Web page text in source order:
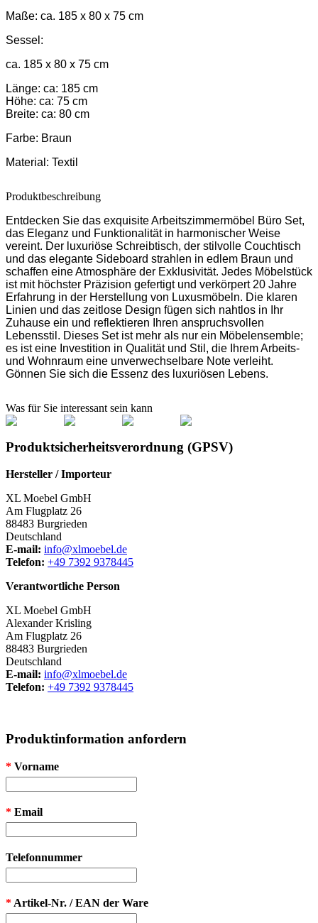
Maße: ca. 185 x 80 x 75 cm
Sessel:
ca. 185 x 80 x 75 cm
Länge: ca: 185 cm
Höhe: ca: 75 cm
Breite: ca: 80 cm
Farbe: Braun
Material: Textil
Produktbeschreibung
Entdecken Sie das exquisite Arbeitszimmermöbel Büro Set,
das Eleganz und Funktionalität in harmonischer Weise
vereint. Der luxuriöse Schreibtisch, der stilvolle Couchtisch
und das elegante Sideboard strahlen in edlem Braun und
schaffen eine Atmosphäre der Exklusivität. Jedes Möbelstück
ist mit höchster Präzision gefertigt und verkörpert 20 Jahre
Erfahrung in der Herstellung von Luxusmöbeln. Die klaren
Linien und das zeitlose Design fügen sich nahtlos in Ihr
Zuhause ein und reflektieren Ihren anspruchsvollen
Lebensstil. Dieses Set ist mehr als nur ein Möbelensemble;
es ist eine Investition in Qualität und Stil, die Ihrem Arbeits-
und Wohnraum eine unverwechselbare Note verleiht.
Gönnen Sie sich die Essenz des luxuriösen Lebens.
Was für Sie interessant sein kann
Produktsicherheitsverordnung (GPSV)
Hersteller / Importeur
XL Moebel GmbH
Am Flugplatz 26
88483 Burgrieden
Deutschland
E-mail: info@xlmoebel.de
Telefon: +49 7392 9378445
Verantwortliche Person
XL Moebel GmbH
Alexander Krisling
Am Flugplatz 26
88483 Burgrieden
Deutschland
E-mail: info@xlmoebel.de
Telefon: +49 7392 9378445
Produktinformation anfordern
* Vorname
* Email
Telefonnummer
* Artikel-Nr. / EAN der Ware